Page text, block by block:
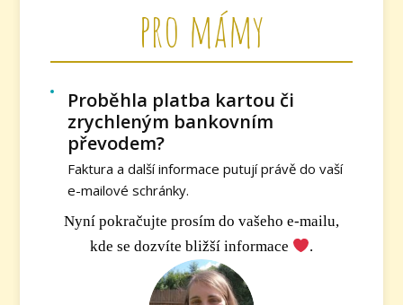
pro mámy
Proběhla platba kartou či
zrychleným bankovním
převodem?
Faktura a další informace putují právě do vaší
e-mailové schránky.
Nyní pokračujte prosím do vašeho e-mailu,
kde se dozvíte bližší informace
.